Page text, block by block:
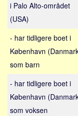
Thailand
Italien
Grækenland
USA
Alle
Nøgleord
Bolig
i Palo Alto-området
(USA)
- har tidligere boet i
København
som barn
- har tidligere boet i
København
som voksen